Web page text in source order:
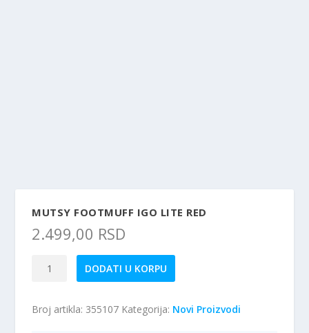
MUTSY FOOTMUFF IGO LITE RED
2.499,00 RSD
Mutsy
Lite
DODATI U KORPU
Broj artikla: 355107 Kategorija: Novi Proizvodi